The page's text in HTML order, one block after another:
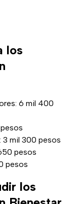
los
6 mil 400
3 mil 300 pesos
pesos
pesos
los